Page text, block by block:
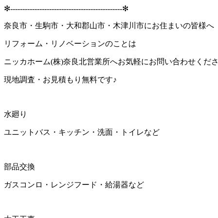
✻----------------------------------------------✻
奈良市・生駒市・大和郡山市・木津川市にお住まいの皆様
リフォーム・リノベーションのことは
ニッカホーム(株)奈良北営業所へお気軽にお問い合わせくださ
現地調査・お見積もり無料です♪
水廻り
ユニットバス・キッチン・洗面・トイレなど
部品交換
ガスコンロ・レンジフード・給湯器など